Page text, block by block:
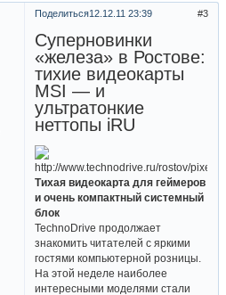
Поделиться 3
12.12.11 23:39
Суперновинки
«железа» в Ростове:
тихие видеокарты
MSI — и
ультратонкие
неттопы iRU
Тихая видеокарта для геймеров
и очень компактный системный
блок
TechnoDrive продолжает
знакомить читателей с яркими
гостями компьютерной розницы.
На этой неделе наиболее
интересными моделями стали